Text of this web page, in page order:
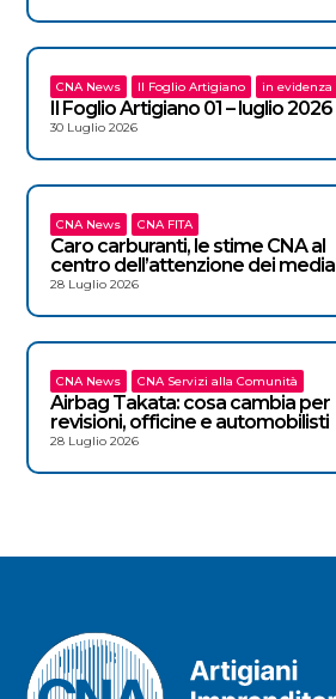
CNA News Il Foglio Artigiano in evidenza
Il Foglio Artigiano 01 – luglio 2026
30 Luglio 2026
CNA News CNA FITA
Caro carburanti, le stime CNA al
centro dell’attenzione dei media
28 Luglio 2026
CNA News CNA Servizi alla Comunità
Airbag Takata: cosa cambia per
revisioni, officine e automobilisti
28 Luglio 2026